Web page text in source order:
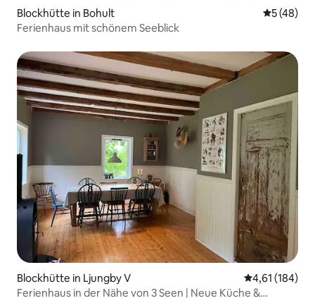
Blockhütte in Bohult
5 (48)
Ferienhaus mit schönem Seeblick
Blockhütte in Ljungby V
4,61 (184)
Ferienhaus in der Nähe von 3 Seen | Neue Küche &